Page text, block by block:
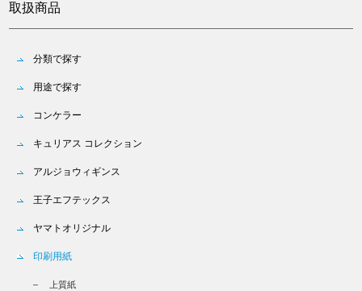
取扱商品
分類で探す
用途で探す
コンケラー
キュリアス コレクション
アルジョウィギンス
王子エフテックス
ヤマトオリジナル
印刷用紙
上質紙